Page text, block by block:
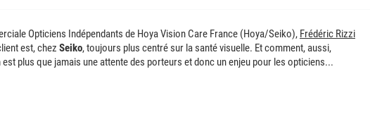
Opticiens Indépendants de Hoya Vision Care France (Hoya/Seiko), Frédéric Rizzi
est, chez Seiko, toujours plus centré sur la santé visuelle. Et comment, aussi,
plus que jamais une attente des porteurs et donc un enjeu pour les opticiens...